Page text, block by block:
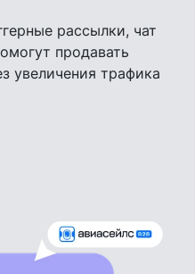
рассылки, чат
продавать
увеличения трафика